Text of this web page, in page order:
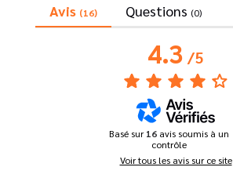
Avis (16) Questions (0)
4.3/5
Basé sur16 avis soumis à un
contrôle
Voir tous les avis sur ce site